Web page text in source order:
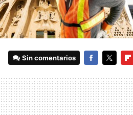
Sin comentarios